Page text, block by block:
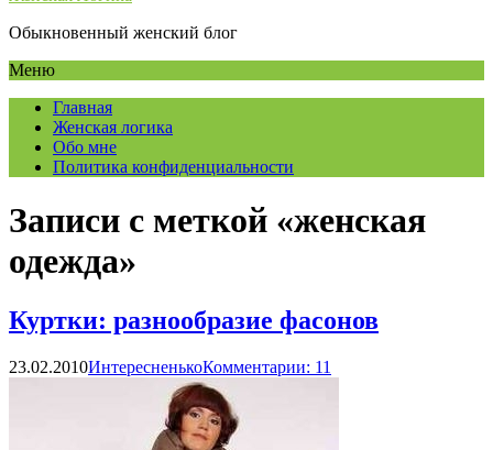
Обыкновенный женский блог
Меню
Главная
Женская логика
Обо мне
Политика конфиденциальности
Записи с меткой «женская
одежда»
Куртки: разнообразие фасонов
23.02.2010ИнтересненькоКомментарии: 11